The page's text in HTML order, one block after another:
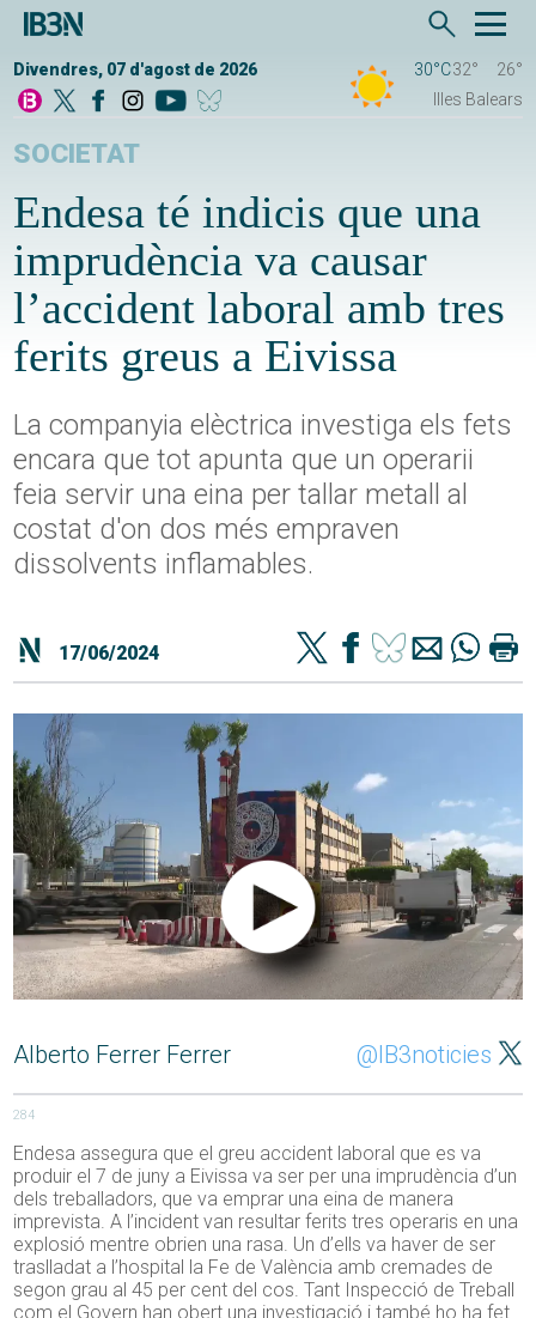
Divendres, 07 d'agost de 2026 30°C32°
26°
Illes Balears
SOCIETAT
Endesa té indicis que una
imprudència va causar
l’accident laboral amb tres
ferits greus a Eivissa
La companyia elèctrica investiga els fets
encara que tot apunta que un operarii
feia servir una eina per tallar metall al
costat d'on dos més empraven
dissolvents inflamables.
17/06/2024
Alberto Ferrer Ferrer @IB3noticies
284
Endesa assegura que el greu accident laboral que es va
produir el 7 de juny a Eivissa va ser per una imprudència d’un
dels treballadors, que va emprar una eina de manera
imprevista. A l’incident van resultar ferits tres operaris en una
explosió mentre obrien una rasa. Un d’ells va haver de ser
traslladat a l’hospital la Fe de València amb cremades de
segon grau al 45 per cent del cos. Tant Inspecció de Treball
com el Govern han obert una investigació i també ho ha fet